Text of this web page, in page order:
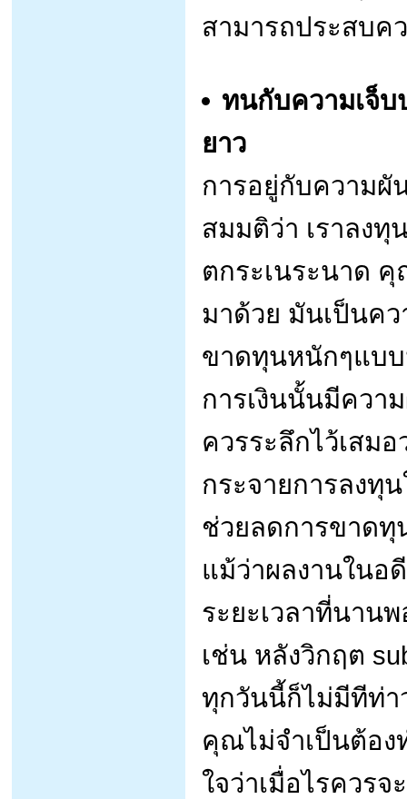
สามารถประสบค
ทนกับความเจ็บ
ยาว
การอยู่กับความผั
สมมติว่า เราลง
ตกระเนระนาด
มาด้วย มันเป็นคว
ขาดทุนหนักๆแบบ
การเงินนั้นมีคว
ควรระลึกไว้เสม
กระจายการลงทุ
ช่วยลดการขาดทุ
แม้ว่าผลงานในอ
ระยะเวลาที่นาน
เช่น หลังวิกฤต
ทุกวันนี้ก็ไม่มีทีท่
คุณไม่จำเป็นต้อง
ใจว่าเมื่อไรควร